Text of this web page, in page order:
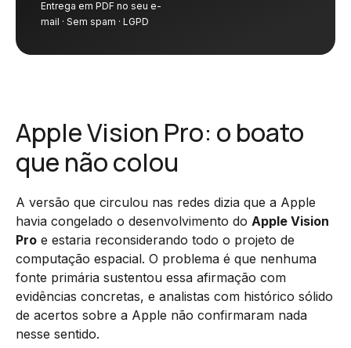
Entrega em PDF no seu e-
mail · Sem spam · LGPD
Apple Vision Pro: o boato
que não colou
A versão que circulou nas redes dizia que a Apple
havia congelado o desenvolvimento do Apple Vision
Pro e estaria reconsiderando todo o projeto de
computação espacial. O problema é que nenhuma
fonte primária sustentou essa afirmação com
evidências concretas, e analistas com histórico sólido
de acertos sobre a Apple não confirmaram nada
nesse sentido.